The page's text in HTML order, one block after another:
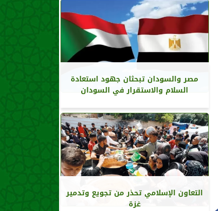
مصر والسودان تبحثان جهود استعادة
السلام والاستقرار في السودان
التعاون الإسلامي تحذر من تجويع وتدمير
غزة